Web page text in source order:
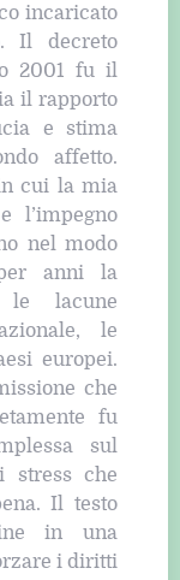
incaricato
Il decreto
2001 fu il
il rapporto
e stima
affetto.
cui la mia
l’impegno
nel modo
anni la
le lacune
le
europei.
che
fu
sul
stress che
Il testo
in una
i diritti